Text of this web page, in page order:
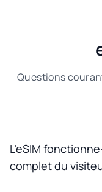
Questions
L’eSIM
complet du